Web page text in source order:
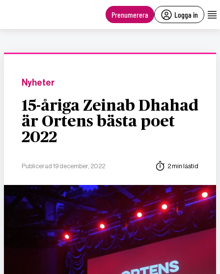
Prenumerera Logga in
Nyheter
15-åriga Zeinab Dhahad
är Ortens bästa poet
2022
Publicerad 19 december, 2022 2 min lästid